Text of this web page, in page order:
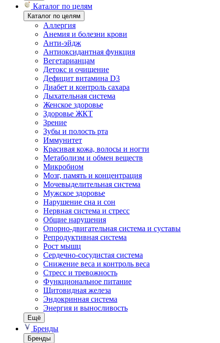
Каталог по целям
Каталог по целям
Аллергия
Анемия и болезни крови
Анти-эйдж
Антиоксидантная функция
Вегетарианцам
Детокс и очищение
Дефицит витамина D3
Диабет и контроль сахара
Дыхательная система
Женское здоровье
Здоровье ЖКТ
Зрение
Зубы и полость рта
Иммунитет
Красивая кожа, волосы и ногти
Метаболизм и обмен веществ
Микробиом
Мозг, память и концентрация
Мочевыделительная система
Мужское здоровье
Нарушение сна и сон
Нервная система и стресс
Общие нарушения
Опорно-двигательная система и суставы
Репродуктивная система
Рост мышц
Сердечно-сосудистая система
Снижение веса и контроль веса
Стресс и тревожность
Функциональное питание
Щитовидная железа
Эндокринная система
Энергия и выносливость
Ещё
Бренды
Бренды